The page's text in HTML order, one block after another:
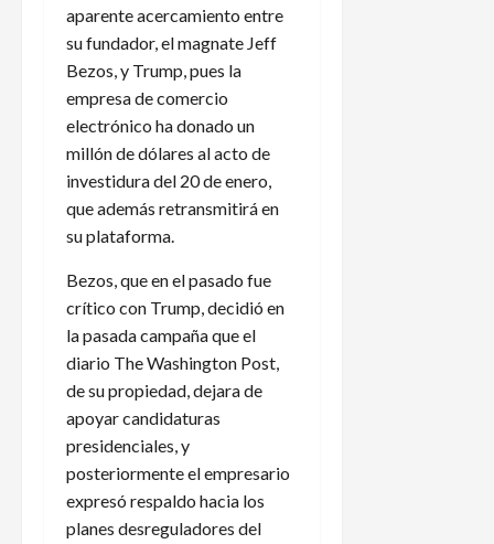
aparente acercamiento entre
su fundador, el magnate Jeff
Bezos, y Trump, pues la
empresa de comercio
electrónico ha donado un
millón de dólares al acto de
investidura del 20 de enero,
que además retransmitirá en
su plataforma.
Bezos, que en el pasado fue
crítico con Trump, decidió en
la pasada campaña que el
diario The Washington Post,
de su propiedad, dejara de
apoyar candidaturas
presidenciales, y
posteriormente el empresario
expresó respaldo hacia los
planes desreguladores del